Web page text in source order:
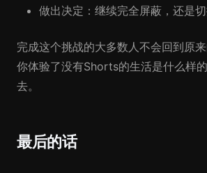
做出决定：继续完全屏蔽，还是
完成这个挑战的大多数人不会回到原
你体验了没有Shorts的生活是什么样
去。
最后的话